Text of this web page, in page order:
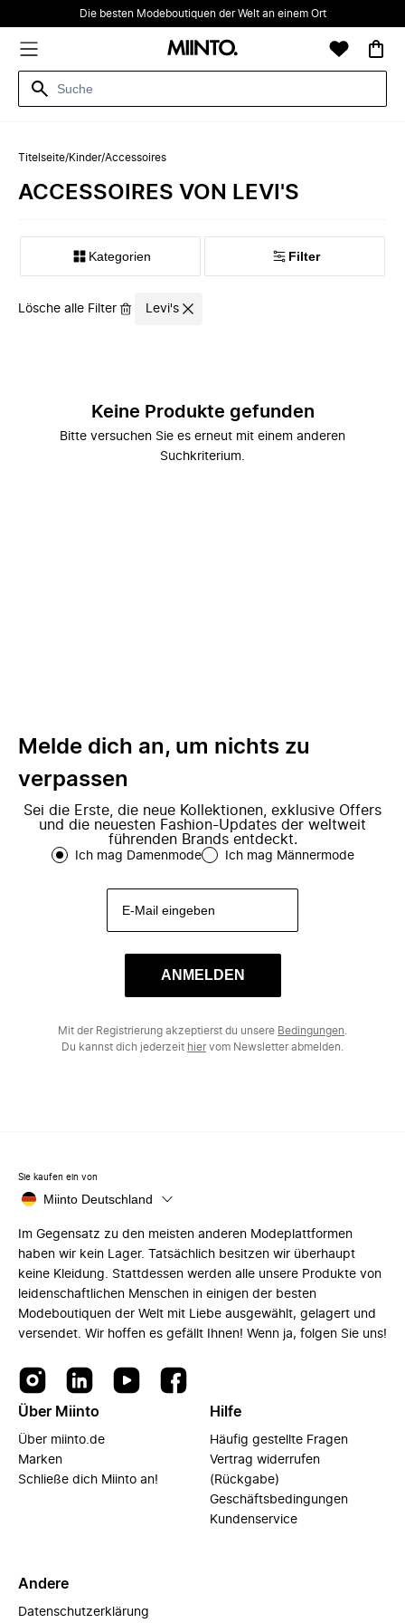
Die besten Modeboutiquen der Welt an einem Ort
Titelseite/Kinder/Accessoires
ACCESSOIRES VON LEVI'S
Kategorien Filter
Lösche alle Filter Levi's
Keine Produkte gefunden
Bitte versuchen Sie es erneut mit einem anderen
Suchkriterium.
Melde dich an, um nichts zu
verpassen
Sei die Erste, die neue Kollektionen, exklusive Offers
und die neuesten Fashion-Updates der weltweit
führenden Brands entdeckt.
Ich mag Damenmode Ich mag Männermode
ANMELDEN
Mit der Registrierung akzeptierst du unsere Bedingungen
Du kannst dich jederzeit hiervom Newsletter abmelden.
Sie kaufen ein von
Miinto Deutschland
Im Gegensatz zu den meisten anderen Modeplattformen
haben wir kein Lager. Tatsächlich besitzen wir überhaupt
keine Kleidung. Stattdessen werden alle unsere Produkte von
leidenschaftlichen Menschen in einigen der besten
Modeboutiquen der Welt mit Liebe ausgewählt, gelagert und
versendet. Wir hoffen es gefällt Ihnen! Wenn ja, folgen Sie uns!
Über Miinto
Über miinto.de
Marken
Schließe dich Miinto an!
Hilfe
Häufig gestellte Fragen
Vertrag widerrufen
(Rückgabe)
Geschäftsbedingungen
Kundenservice
Andere
Datenschutzerklärung